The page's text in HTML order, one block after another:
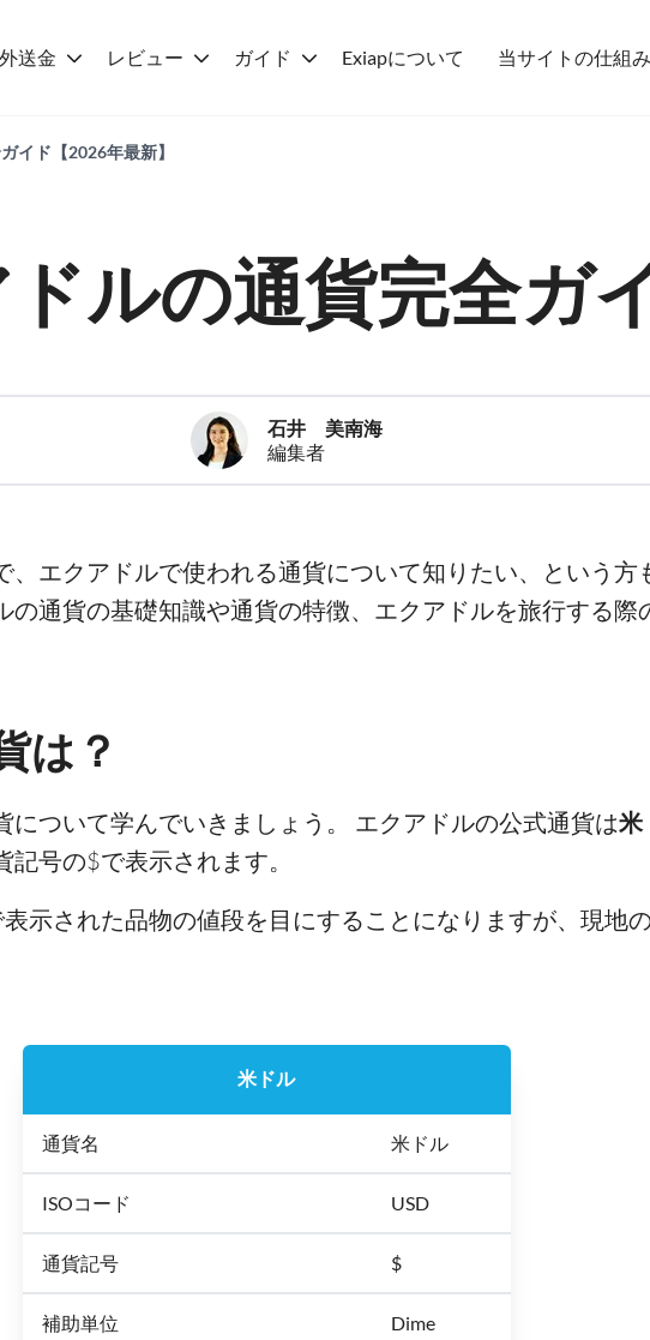
送金 レビュー ガイド Exiapについて 当サイトの仕組み
イド【2026年最新】
ルの通貨完全ガ
石井 美南海
編集者
、エクアドルで使われる通貨について知りたい、という方
の通貨の基礎知識や通貨の特徴、エクアドルを旅行する際
は？
について学んでいきましょう。 エクアドルの公式通貨は米
号の$で表示されます。
表示された品物の値段を目にすることになりますが、現地
米ドル
通貨名 米ドル
ISOコード USD
通貨記号 $
補助単位 Dime